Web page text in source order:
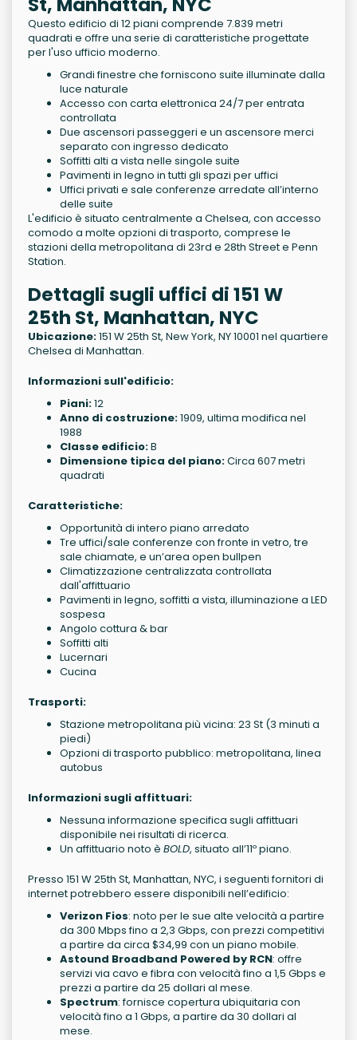
Questo edificio di 12 piani comprende 7.839 metri
quadrati e offre una serie di caratteristiche progettate
per l'uso ufficio moderno.
Grandi finestre che forniscono suite illuminate dalla
luce naturale
Accesso con carta elettronica 24/7 per entrata
controllata
Due ascensori passeggeri e un ascensore merci
separato con ingresso dedicato
Soffitti alti a vista nelle singole suite
Pavimenti in legno in tutti gli spazi per uffici
Uffici privati e sale conferenze arredate all’interno
delle suite
L'edificio è situato centralmente a Chelsea, con accesso
comodo a molte opzioni di trasporto, comprese le
stazioni della metropolitana di 23rd e 28th Street e Penn
Station.
Dettagli sugli uffici di 151 W
25th St, Manhattan, NYC
Ubicazione:151 W 25th St, New York, NY 10001 nel quartiere
Chelsea di Manhattan.
Informazioni sull'edificio:
Piani:12
Anno di costruzione:1909, ultima modifica nel
1988
Classe edificio:B
Dimensione tipica del piano:Circa 607 metri
quadrati
Caratteristiche:
Opportunità di intero piano arredato
Tre uffici/sale conferenze con fronte in vetro, tre
sale chiamate, e un’area open bullpen
Climatizzazione centralizzata controllata
dall'affittuario
Pavimenti in legno, soffitti a vista, illuminazione a LED
sospesa
Angolo cottura & bar
Soffitti alti
Lucernari
Cucina
Trasporti:
Stazione metropolitana più vicina: 23 St (3 minuti a
piedi)
Opzioni di trasporto pubblico: metropolitana, linea
autobus
Informazioni sugli affittuari:
Nessuna informazione specifica sugli affittuari
disponibile nei risultati di ricerca.
Un affittuario noto è BOLD, situato all’11º piano.
Presso 151 W 25th St, Manhattan, NYC, i seguenti fornitori di
internet potrebbero essere disponibili nell’edificio:
Verizon Fios: noto per le sue alte velocità a partire
da 300 Mbps fino a 2,3 Gbps, con prezzi competitivi
a partire da circa $34,99 con un piano mobile.
Astound Broadband Powered by RCN: offre
servizi via cavo e fibra con velocità fino a 1,5 Gbps e
prezzi a partire da 25 dollari al mese.
Spectrum: fornisce copertura ubiquitaria con
velocità fino a 1 Gbps, a partire da 30 dollari al
mese.